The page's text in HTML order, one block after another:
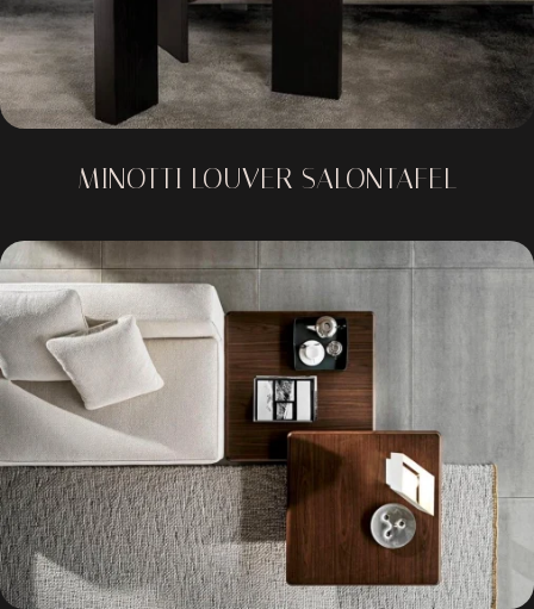
MINOTTI LOUVER SALONTAFEL